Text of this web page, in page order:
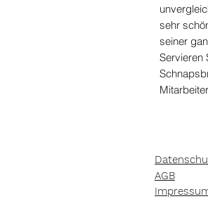
sehr
seiner
Servieren
AGB